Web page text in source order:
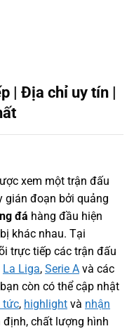
| Địa chỉ uy tín |
xem một trận đấu
gián đoạn bởi quảng
đá hàng đầu hiện
khác nhau. Tại
trực tiếp các trận đấu
La Liga, Serie A và các
còn có thể cập nhật
tức, highlight và nhận
chất lượng hình